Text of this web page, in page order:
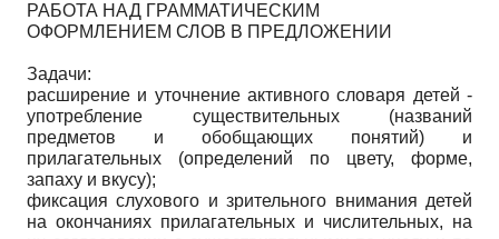
РАБОТА НАД ГРАММАТИЧЕСКИМ
ОФОРМЛЕНИЕМ СЛОВ В ПРЕДЛОЖЕНИИ
Задачи:
расширение и уточнение активного словаря детей -
употребление существительных (названий
предметов и обобщающих понятий) и
прилагательных (определений по цвету, форме,
запаху и вкусу);
фиксация слухового и зрительного внимания детей
на окончаниях прилагательных и числительных, на